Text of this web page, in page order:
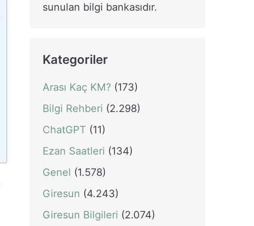
sunulan bilgi bankasıdır.
Kategoriler
Arası Kaç KM? (173)
Bilgi Rehberi (2.298)
ChatGPT (11)
Ezan Saatleri (134)
Genel (1.578)
Giresun (4.243)
Giresun Bilgileri (2.074)